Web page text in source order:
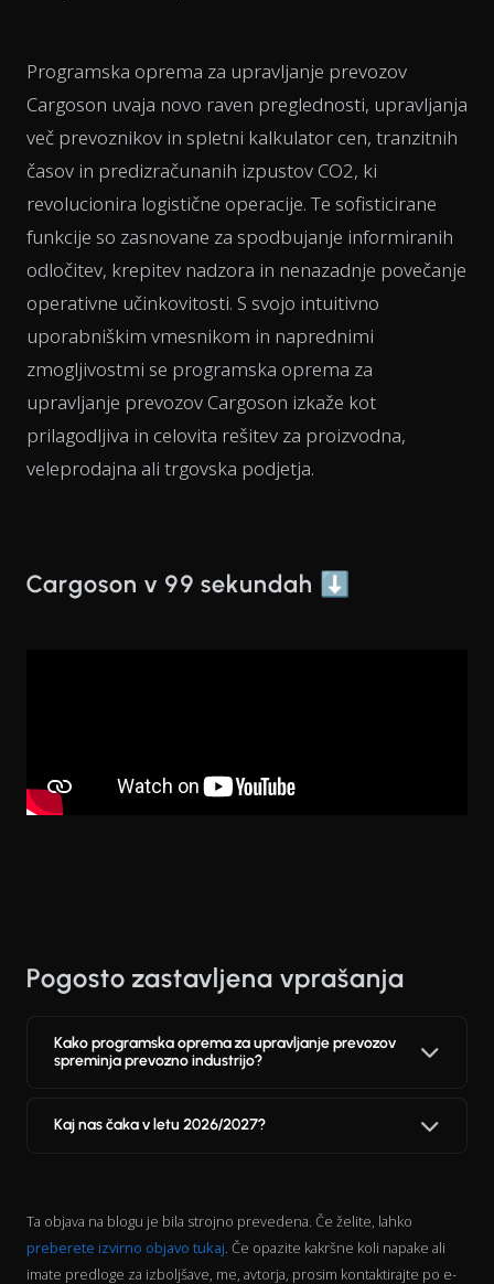
Programska oprema za upravljanje prevozov
Cargoson uvaja novo raven preglednosti, upravljanja
več prevoznikov in spletni kalkulator cen, tranzitnih
časov in predizračunanih izpustov CO2, ki
revolucionira logistične operacije. Te sofisticirane
funkcije so zasnovane za spodbujanje informiranih
odločitev, krepitev nadzora in nenazadnje povečanje
operativne učinkovitosti. S svojo intuitivno
uporabniškim vmesnikom in naprednimi
zmogljivostmi se programska oprema za
upravljanje prevozov Cargoson izkaže kot
prilagodljiva in celovita rešitev za proizvodna,
veleprodajna ali trgovska podjetja.
Cargoson v 99 sekundah ⬇️
Pogosto zastavljena vprašanja
Kako programska oprema za upravljanje prevozov
spreminja prevozno industrijo?
Kaj nas čaka v letu 2026/2027?
Ta objava na blogu je bila strojno prevedena. Če želite, lahko
preberete izvirno objavo tukaj. Če opazite kakršne koli napake ali
imate predloge za izboljšave, me, avtorja, prosim kontaktirajte po e-